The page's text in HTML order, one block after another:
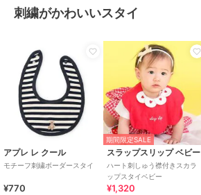
刺繍がかわいいスタイ
アプレ レ クール
モチーフ刺繍ボーダースタイ
¥770
期間限定SALE
スラップスリップ ベビー
ハート刺しゅう襟付きスカラ
ップスタイベビー
¥1,320